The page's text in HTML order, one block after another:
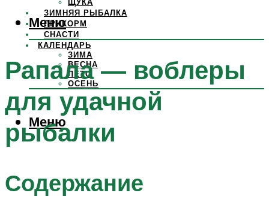
ЩУКА
ЗИМНЯЯ РЫБАЛКА
ПРИКОРМ
СНАСТИ
КАЛЕНДАРЬ
ЗИМА
ВЕСНА
ЛЕТО
ОСЕНЬ
Меню
Меню
Рапала — воблеры
для удачной
рыбалки
Содержание